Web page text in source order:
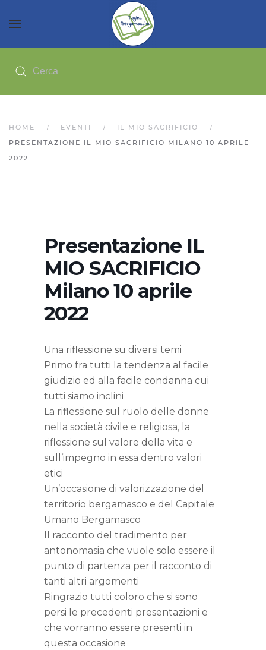
HOME EVENTI
IL MIO SACRIFICIO
PRESENTAZIONE IL MIO SACRIFICIO MILANO 10 APRILE
2022
Presentazione IL
MIO SACRIFICIO
Milano 10 aprile
2022
Una riflessione su diversi temi
Primo fra tutti la tendenza al facile
giudizio ed alla facile condanna cui
tutti siamo inclini
La riflessione sul ruolo delle donne
nella società civile e religiosa, la
riflessione sul valore della vita e
sull’impegno in essa dentro valori
etici
Un’occasione di valorizzazione del
territorio bergamasco e del Capitale
Umano Bergamasco
Il racconto del tradimento per
antonomasia che vuole solo essere il
punto di partenza per il racconto di
tanti altri argomenti
Ringrazio tutti coloro che si sono
persi le precedenti presentazioni e
che vorranno essere presenti in
questa occasione